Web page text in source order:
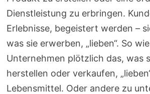
Dienstleistung zu erbringen.
Erlebnisse, begeistert werden –
was sie erwerben, „lieben“. So
Unternehmen plötzlich das, was
herstellen oder verkaufen,
Lebensmittel. Oder andere zu